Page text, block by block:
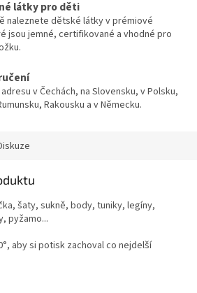
látky pro děti
naleznete dětské látky v prémiové
jsou jemné, certifikované a vhodné pro
v Čechách, na Slovensku, v Polsku,
Rakousku a v Německu.
šaty, sukně, body, tuniky, legíny,
pyžamo...
aby si potisk zachoval co nejdelší